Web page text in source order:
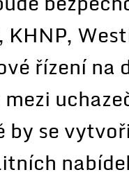
KHNP,
řízení
by se